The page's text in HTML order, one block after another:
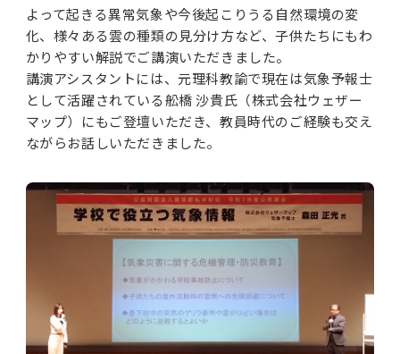
お問い合わせ
よって起きる異常気象や今後起こりうる自然環境の変
化、様々ある雲の種類の見分け方など、子供たちにもわ
かりやすい解説でご講演いただきました。
講演アシスタントには、元理科教諭で現在は気象予報士
として活躍されている舩橋 沙貴氏（株式会社ウェザー
マップ）にもご登壇いただき、教員時代のご経験も交え
ながらお話しいただきました。